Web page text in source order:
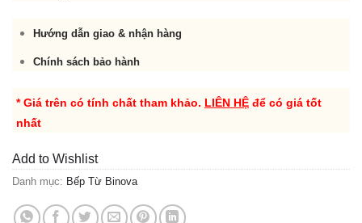
Hướng dẫn giao & nhận hàng
Chính sách bảo hành
* Giá trên có tính chất tham khảo. LIÊN HỆ để có giá tốt
nhất
Add to Wishlist
Danh mục: Bếp Từ Binova